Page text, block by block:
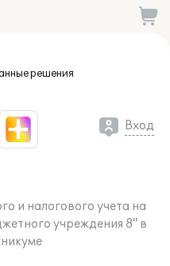
решения
Вход
и налогового учета на
учреждения 8" в